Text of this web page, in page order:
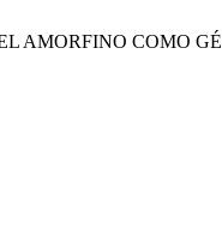
AMORFINO COMO